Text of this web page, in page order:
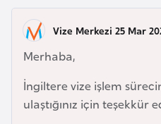
Vize Merkezi 25 Mar
Merhaba,
İngiltere vize işlem
ulaştığınız için teşekkür
B
e
n
i
n